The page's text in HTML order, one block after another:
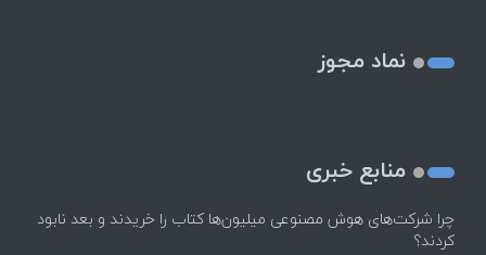
نماد مجوز
منابع خبری
چرا شرکت‌های هوش مصنوعی میلیون‌ها کتاب را خریدند و بعد نابود
کردند؟